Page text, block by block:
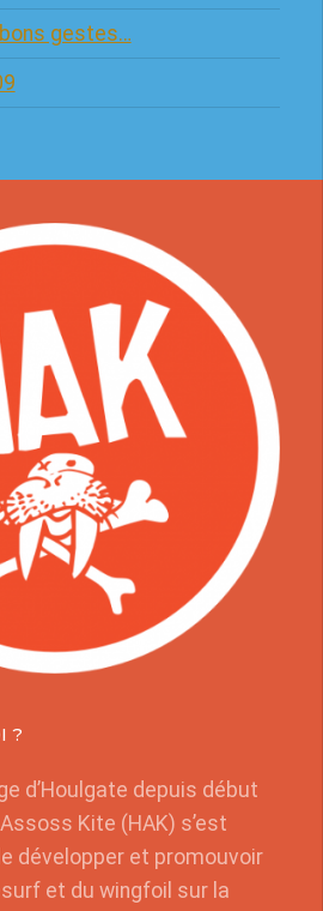
gestes…
?
d’Houlgate depuis début
Kite (HAK) s’est
développer et promouvoir
et du wingfoil sur la